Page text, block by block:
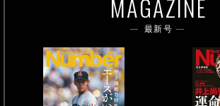
MAGAZINE
最新号